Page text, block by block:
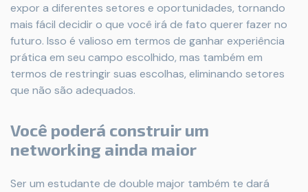
expor a diferentes setores e oportunidades, tornando
mais fácil decidir o que você irá de fato querer fazer no
futuro. Isso é valioso em termos de ganhar experiência
prática em seu campo escolhido, mas também em
termos de restringir suas escolhas, eliminando setores
que não são adequados.
Você poderá construir um
networking ainda maior
Ser um estudante de double major também te dará